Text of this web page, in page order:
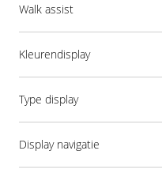
Walk assist
Kleurendisplay
Type display
Display navigatie